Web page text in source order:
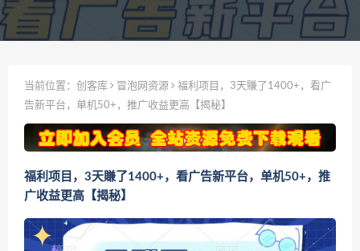
当前位置： 创客库 冒泡网资源
福利项目，3天賺了1400+，看广
告新平台，单机50+，推广收益更高【揭秘】
福利项目，3天賺了1400+，看广告新平台，单机50+，推
广收益更高【揭秘】